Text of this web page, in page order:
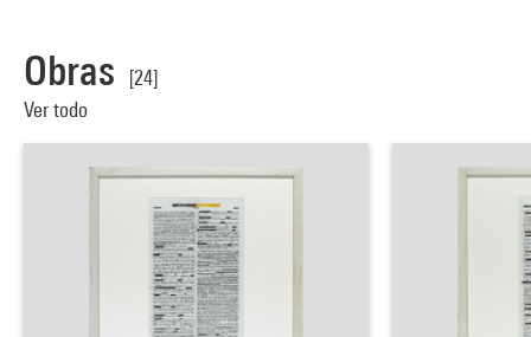
Obras
[24]
Ver todo